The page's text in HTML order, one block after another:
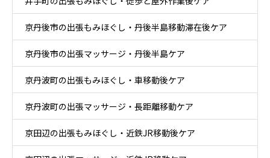
京丹後市の出張もみほぐし・丹後半島移動滞在後ケア
京丹後市の出張マッサージ・丹後半島ケア
京丹波町の出張もみほぐし・車移動後ケア
京丹波町の出張マッサージ・長距離移動ケア
京田辺の出張もみほぐし・近鉄JR移動後ケア